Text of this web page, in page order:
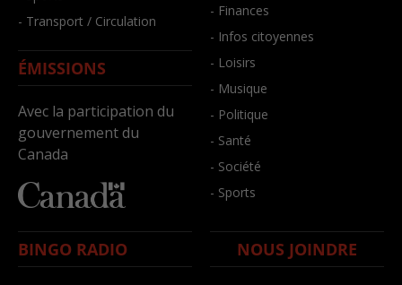
- Transport / Circulation
ÉMISSIONS
Avec la participation du
gouvernement du
Canada
- Finances
- Infos citoyennes
- Loisirs
- Musique
- Politique
- Santé
- Société
- Sports
BINGO RADIO NOUS JOINDRE